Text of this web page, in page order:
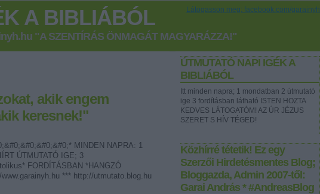
Látogasson meg: facebook.com/garainyh
A BIBLIÁBÓL
"A SZENTÍRÁS ÖNMAGÁT MAGYARÁZZA!"
ÚTMUTATÓ NAPI IGÉK A
BIBLIÁBÓL
Itt minden napra; 1 mondatban 2 útmutató
ige 3 fordításban látható ISTEN HOZTA
KEDVES LÁTOGATÓM! AZ ÚR JÉZUS
SZERET S HÍV TÉGED!
Közhírré tétetik! Ez egy
Szerzői Hirdetésmentes Blog;
Bloggazda, Admin 2007-től:
Garai András * #AndreasBlog
akik engem
keresnek!"
MINDEN NAPRA: 1
ÚTMUTATÓ IGE; 3
FORDÍTÁSBAN *HANGZÓ
*** http://utmutato.blog.hu